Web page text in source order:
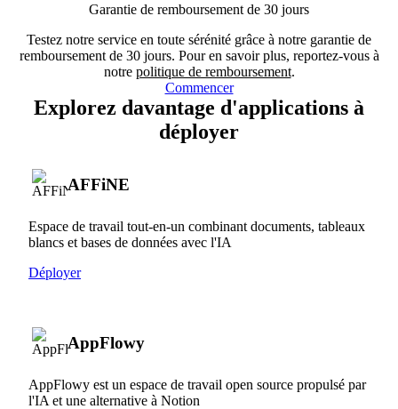
Garantie de remboursement de 30 jours
Testez notre service en toute sérénité grâce à notre garantie de
remboursement de 30 jours. Pour en savoir plus, reportez-vous à
notre politique de remboursement.
Commencer
Explorez davantage d'applications à
déployer
AFFiNE
Espace de travail tout-en-un combinant documents, tableaux
blancs et bases de données avec l'IA
Déployer
AppFlowy
AppFlowy est un espace de travail open source propulsé par
l'IA et une alternative à Notion